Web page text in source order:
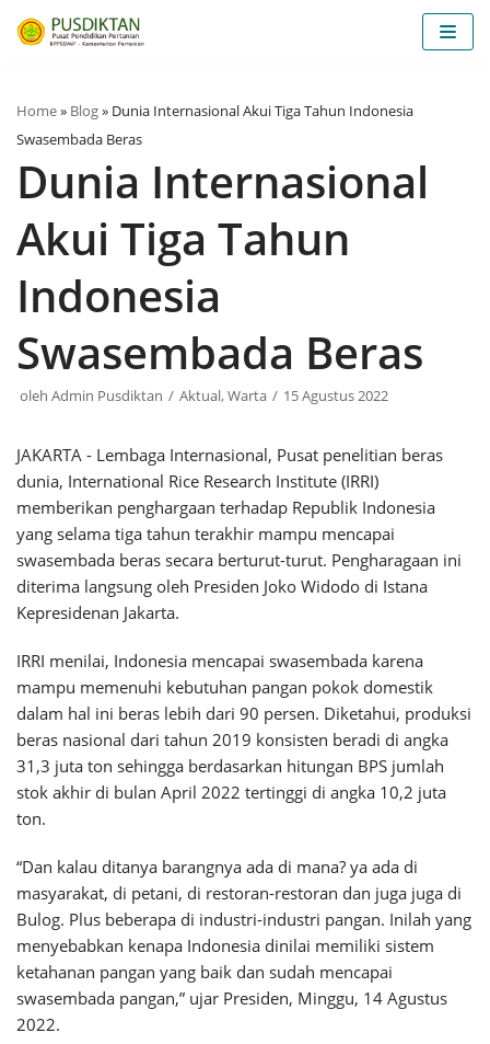
Lompat
ke
Home» Blog» Dunia Internasional Akui Tiga Tahun Indonesia
Swasembada Beras
Dunia Internasional
Akui Tiga Tahun
Indonesia
Swasembada Beras
oleh Admin Pusdiktan Aktual,Warta 15 Agustus 2022
JAKARTA - Lembaga Internasional, Pusat penelitian beras
dunia, International Rice Research Institute (IRRI)
memberikan penghargaan terhadap Republik Indonesia
yang selama tiga tahun terakhir mampu mencapai
swasembada beras secara berturut-turut. Pengharagaan ini
diterima langsung oleh Presiden Joko Widodo di Istana
Kepresidenan Jakarta.
IRRI menilai, Indonesia mencapai swasembada karena
mampu memenuhi kebutuhan pangan pokok domestik
dalam hal ini beras lebih dari 90 persen. Diketahui, produksi
beras nasional dari tahun 2019 konsisten beradi di angka
31,3 juta ton sehingga berdasarkan hitungan BPS jumlah
stok akhir di bulan April 2022 tertinggi di angka 10,2 juta
ton.
“Dan kalau ditanya barangnya ada di mana? ya ada di
masyarakat, di petani, di restoran-restoran dan juga juga di
Bulog. Plus beberapa di industri-industri pangan. Inilah yang
menyebabkan kenapa Indonesia dinilai memiliki sistem
ketahanan pangan yang baik dan sudah mencapai
swasembada pangan,” ujar Presiden, Minggu, 14 Agustus
2022.